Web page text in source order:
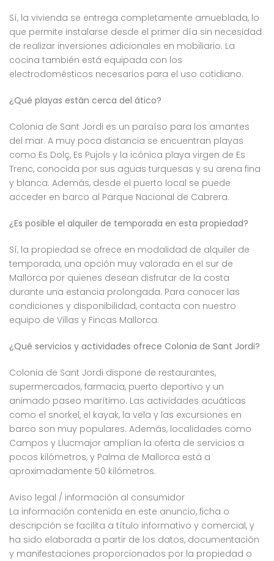
Sí, la vivienda se entrega completamente amueblada, lo
que permite instalarse desde el primer día sin necesidad
de realizar inversiones adicionales en mobiliario. La
cocina también está equipada con los
electrodomésticos necesarios para el uso cotidiano.
¿Qué playas están cerca del ático?
Colonia de Sant Jordi es un paraíso para los amantes
del mar. A muy poca distancia se encuentran playas
como Es Dolç, Es Pujols y la icónica playa virgen de Es
Trenc, conocida por sus aguas turquesas y su arena fina
y blanca. Además, desde el puerto local se puede
acceder en barco al Parque Nacional de Cabrera.
¿Es posible el alquiler de temporada en esta propiedad?
Sí, la propiedad se ofrece en modalidad de alquiler de
temporada, una opción muy valorada en el sur de
Mallorca por quienes desean disfrutar de la costa
durante una estancia prolongada. Para conocer las
condiciones y disponibilidad, contacta con nuestro
equipo de Villas y Fincas Mallorca.
¿Qué servicios y actividades ofrece Colonia de Sant Jordi?
Colonia de Sant Jordi dispone de restaurantes,
supermercados, farmacia, puerto deportivo y un
animado paseo marítimo. Las actividades acuáticas
como el snorkel, el kayak, la vela y las excursiones en
barco son muy populares. Además, localidades como
Campos y Llucmajor amplían la oferta de servicios a
pocos kilómetros, y Palma de Mallorca está a
aproximadamente 50 kilómetros.
Aviso legal / información al consumidor
La información contenida en este anuncio, ficha o
descripción se facilita a título informativo y comercial, y
ha sido elaborada a partir de los datos, documentación
y manifestaciones proporcionados por la propiedad o